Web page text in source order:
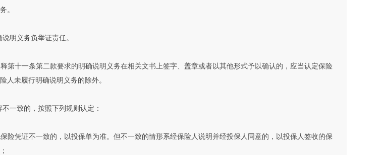
。
明义务负举证责任。
第十一条第二款要求的明确说明义务在相关文书上签字、盖章或者以其他形式予以确认的，应当认定保险
人未履行明确说明义务的除外。
一致的，按照下列规则认定：
险凭证不一致的，以投保单为准。但不一致的情形系经保险人说明并经投保人同意的，以投保人签收的保